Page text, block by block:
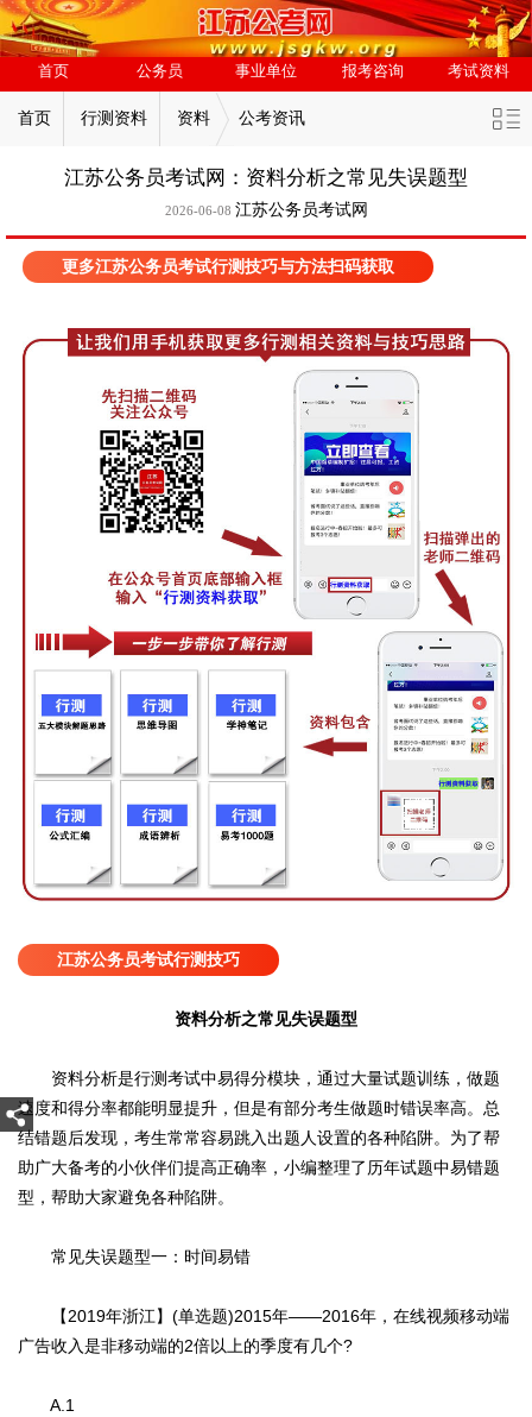
首页 公务员 事业单位 报考咨询 考试资料
首页 行测资料 资料 公考资讯
江苏公务员考试网：资料分析之常见失误题型
2026-06-08 江苏公务员考试网
更多江苏公务员考试行测技巧与方法扫码获取
江苏公务员考试行测技巧
资料分析之常见失误题型
资料分析是行测考试中易得分模块，通过大量试题训练，做题
速度和得分率都能明显提升，但是有部分考生做题时错误率高。总
结错题后发现，考生常常容易跳入出题人设置的各种陷阱。为了帮
助广大备考的小伙伴们提高正确率，小编整理了历年试题中易错题
型，帮助大家避免各种陷阱。
常见失误题型一：时间易错
【2019年浙江】(单选题)2015年——2016年，在线视频移动端
广告收入是非移动端的2倍以上的季度有几个?
A.1